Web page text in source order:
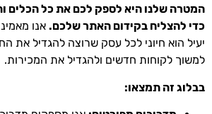
המטרה שלנו היא לספק לכם את כל הכלים
כדי להצליח בקידום האתר שלכם. אנו
יעיל הוא חיוני לכל עסק שרוצה להגדיל את
למשוך לקוחות חדשים ולהגדיל את המכירות.
בבלוג זה תמצאו: